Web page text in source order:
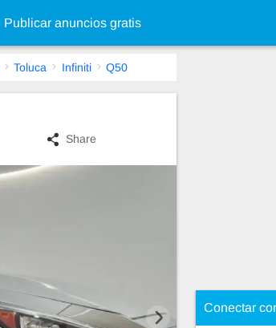
Publicar anuncios gratis
Toluca Infiniti Q50
Share
Conectar